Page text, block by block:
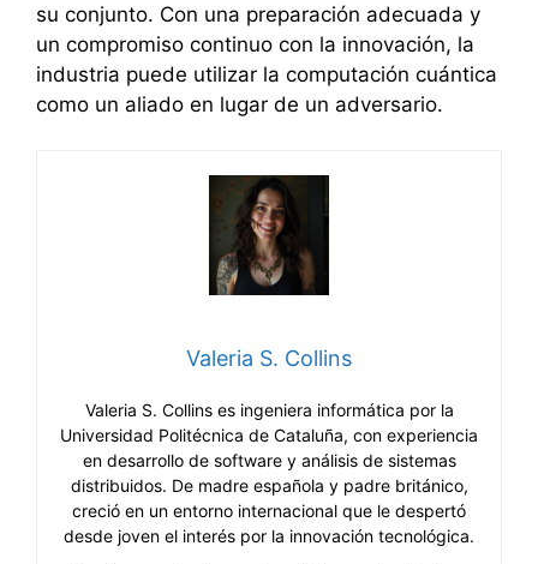
su conjunto. Con una preparación adecuada y
un compromiso continuo con la innovación, la
industria puede utilizar la computación cuántica
como un aliado en lugar de un adversario.
Valeria S. Collins
Valeria S. Collins es ingeniera informática por la
Universidad Politécnica de Cataluña, con experiencia
en desarrollo de software y análisis de sistemas
distribuidos. De madre española y padre británico,
creció en un entorno internacional que le despertó
desde joven el interés por la innovación tecnológica.